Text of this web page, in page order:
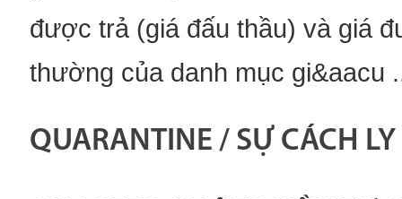
được trả (giá đấu thầu) và giá
thường của danh mục gi&aacu
QUARANTINE / SỰ CÁCH